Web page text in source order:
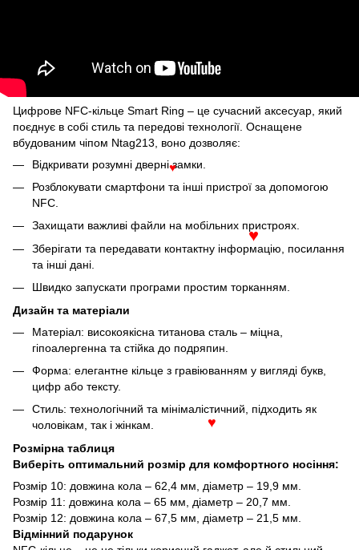
Цифрове NFC-кільце Smart Ring – це сучасний аксесуар, який
поєднує в собі стиль та передові технології. Оснащене
вбудованим чіпом Ntag213, воно дозволяє:
Відкривати розумні дверні замки.
Розблокувати смартфони та інші пристрої за допомогою
NFC.
Захищати важливі файли на мобільних пристроях.
Зберігати та передавати контактну інформацію, посилання
та інші дані.
Швидко запускати програми простим торканням.
Дизайн та матеріали
Матеріал: високоякісна титанова сталь – міцна,
гіпоалергенна та стійка до подряпин.
Форма: елегантне кільце з гравіюванням у вигляді букв,
цифр або тексту.
Стиль: технологічний та мінімалістичний, підходить як
чоловікам, так і жінкам.
Розмірна таблиця
Виберіть оптимальний розмір для комфортного носіння:
Розмір 10: довжина кола – 62,4 мм, діаметр – 19,9 мм.
Розмір 11: довжина кола – 65 мм, діаметр – 20,7 мм.
Розмір 12: довжина кола – 67,5 мм, діаметр – 21,5 мм.
Відмінний подарунок
♥